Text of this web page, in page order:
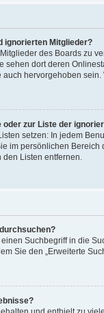
ignorierten Mitglieder?
des Boards zu
sehen dort deren
hervorgehoben
zur Liste der
setzen: In jedem
im persönlichen
Listen entfernen.
Suchbegriff in die
Sie den „Erweiterte